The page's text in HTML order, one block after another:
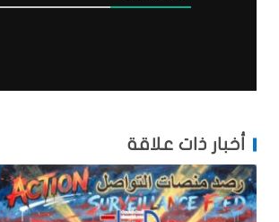
أخبار ذات علاقة